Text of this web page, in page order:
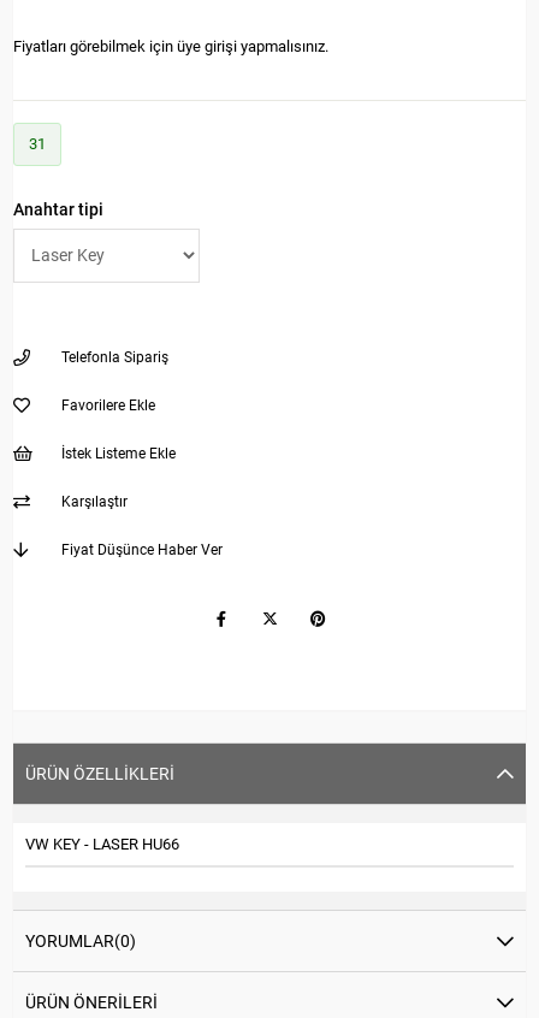
Fiyatları görebilmek için üye girişi yapmalısınız.
31
Anahtar tipi
Telefonla Sipariş
Favorilere Ekle
İstek Listeme Ekle
Karşılaştır
Fiyat Düşünce Haber Ver
ÜRÜN ÖZELLIKLERI
VW KEY - LASER HU66
YORUMLAR(0)
ÜRÜN ÖNERILERI